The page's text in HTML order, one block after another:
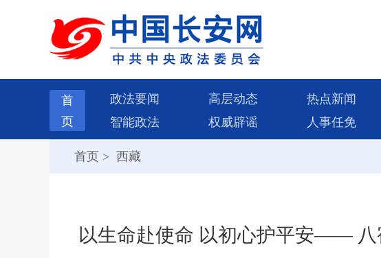
首
页
政法要闻 高层动态 热点新闻
智能政法
权威辟谣 人事任免
首页 > 西藏
以生命赴使命 以初心护平安—— 八